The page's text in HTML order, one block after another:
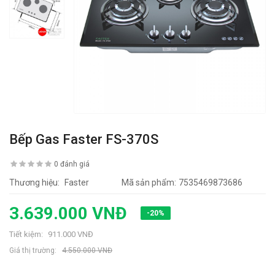
Bếp Gas Faster FS-370S
0 đánh giá
Thương hiệu: Faster Mã sản phẩm: 7535469873686
3.639.000 VNĐ -20%
Tiết kiệm: 911.000 VNĐ
Giá thị trường: 4.550.000 VNĐ